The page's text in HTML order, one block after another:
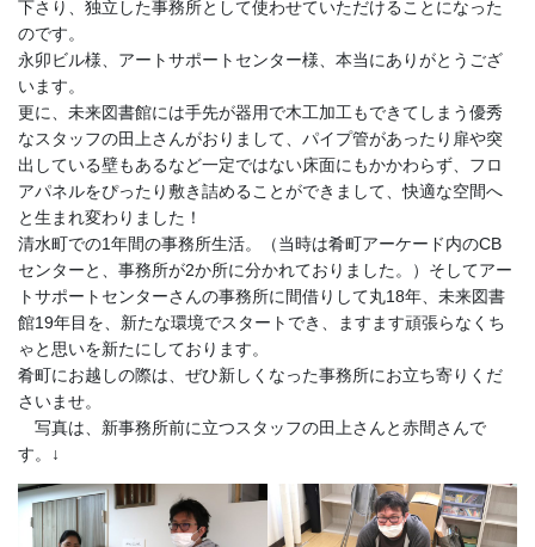
下さり、独立した事務所として使わせていただけることになった
のです。
永卯ビル様、アートサポートセンター様、本当にありがとうござ
います。
更に、未来図書館には手先が器用で木工加工もできてしまう優秀
なスタッフの田上さんがおりまして、パイプ管があったり扉や突
出している壁もあるなど一定ではない床面にもかかわらず、フロ
アパネルをぴったり敷き詰めることができまして、快適な空間へ
と生まれ変わりました！
清水町での1年間の事務所生活。（当時は肴町アーケード内のCB
センターと、事務所が2か所に分かれておりました。）そしてアー
トサポートセンターさんの事務所に間借りして丸18年、未来図書
館19年目を、新たな環境でスタートでき、ますます頑張らなくち
ゃと思いを新たにしております。
肴町にお越しの際は、ぜひ新しくなった事務所にお立ち寄りくだ
さいませ。
写真は、新事務所前に立つスタッフの田上さんと赤間さんで
す。↓